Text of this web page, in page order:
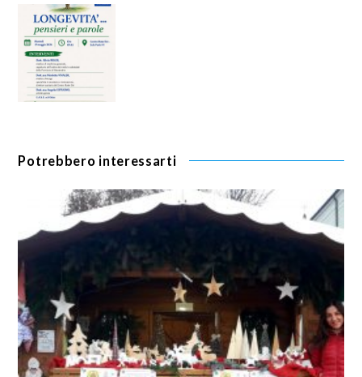
Potrebbero interessarti